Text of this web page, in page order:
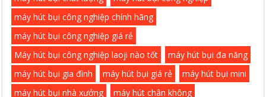
máy hút bụi công nghiệp chính hãng
máy hút bụi công nghiệp giá rẻ
Máy hút bụi công nghiệp laoji nào tốt
máy hút bụi đa năng
máy hút bụi gia đình
máy hút bụi giá rẻ
máy hút bụi mini
máy hút bụi nhà xưởng
máy hút chân không